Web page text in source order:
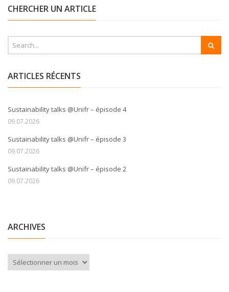
CHERCHER UN ARTICLE
ARTICLES RÉCENTS
Sustainability talks @Unifr – épisode 4
09.07.2026
Sustainability talks @Unifr – épisode 3
09.07.2026
Sustainability talks @Unifr – épisode 2
09.07.2026
ARCHIVES
Archives